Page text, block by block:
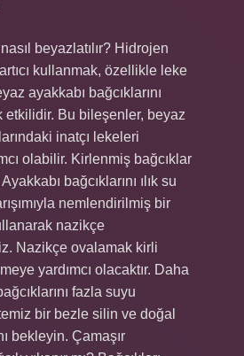
beyazlatılır? Hidrojen
kullanmak, özellikle leke
ayakkabı bağcıklarını
etkilidir. Bu bileşenler, beyaz
inatçı lekeleri
olabilir. Kirlenmiş bağcıklar
bağcıklarını ılık su
nemlendirilmiş bir
nazikçe
Nazikçe ovalamak kirli
yardımcı olacaktır. Daha
fazla suyu
bir bezle silin ve doğal
bekleyin. Çamaşır